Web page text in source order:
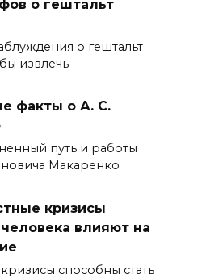
о гештальт
о гештальт
извлечь
факты о А. С.
путь и работы
Макаренко
кризисы
влияют на
способны стать